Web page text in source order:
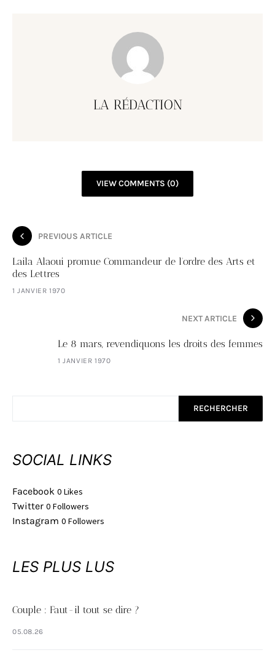
LA RÉDACTION
VIEW COMMENTS (0)
PREVIOUS ARTICLE
Laila Alaoui promue Commandeur de l'ordre des Arts et
des Lettres
1 JANVIER 1970
NEXT ARTICLE
Le 8 mars, revendiquons les droits des femmes
1 JANVIER 1970
RECHERCHER
SOCIAL LINKS
Facebook 0 Likes
Twitter 0 Followers
Instagram 0 Followers
LES PLUS LUS
Couple : Faut-il tout se dire ?
05.08.26